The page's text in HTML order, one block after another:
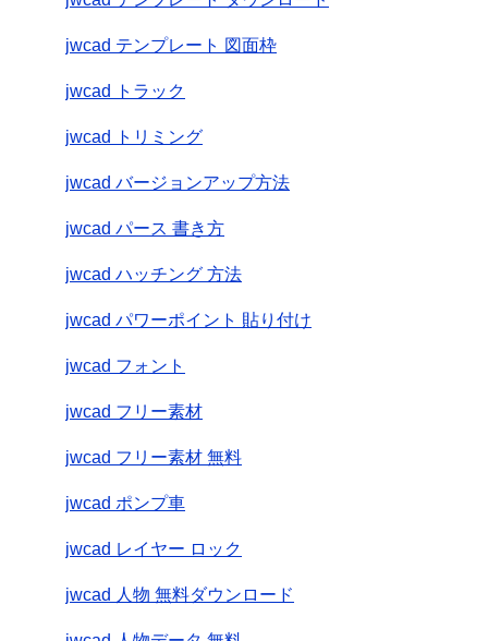
jwcad テンプレート 図面枠
jwcad トラック
jwcad トリミング
jwcad バージョンアップ方法
jwcad パース 書き方
jwcad ハッチング 方法
jwcad パワーポイント 貼り付け
jwcad フォント
jwcad フリー素材
jwcad フリー素材 無料
jwcad ポンプ車
jwcad レイヤー ロック
jwcad 人物 無料ダウンロード